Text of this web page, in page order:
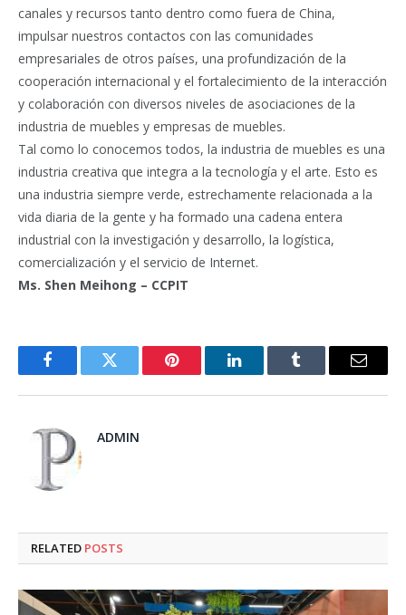
canales y recursos tanto dentro como fuera de China,
impulsar nuestros contactos con las comunidades
empresariales de otros países, una profundización de la
cooperación internacional y el fortalecimiento de la interacción
y colaboración con diversos niveles de asociaciones de la
industria de muebles y empresas de muebles.
Tal como lo conocemos todos, la industria de muebles es una
industria creativa que integra a la tecnología y el arte. Esto es
una industria siempre verde, estrechamente relacionada a la
vida diaria de la gente y ha formado una cadena entera
industrial con la investigación y desarrollo, la logística,
comercialización y el servicio de Internet.
Ms. Shen Meihong – CCPIT
FacebookTwitter Pinterest LinkedInTumblr Email
ADMIN
RELATED POSTS